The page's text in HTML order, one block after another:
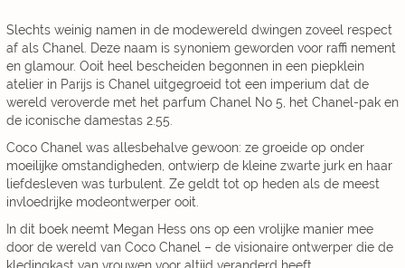
Slechts weinig namen in de modewereld dwingen zoveel respect
af als Chanel. Deze naam is synoniem geworden voor raffi nement
en glamour. Ooit heel bescheiden begonnen in een piepklein
atelier in Parijs is Chanel uitgegroeid tot een imperium dat de
wereld veroverde met het parfum Chanel No 5, het Chanel-pak en
de iconische damestas 2.55.
Coco Chanel was allesbehalve gewoon: ze groeide op onder
moeilijke omstandigheden, ontwierp de kleine zwarte jurk en haar
liefdesleven was turbulent. Ze geldt tot op heden als de meest
invloedrijke modeontwerper ooit.
In dit boek neemt Megan Hess ons op een vrolijke manier mee
door de wereld van Coco Chanel – de visionaire ontwerper die de